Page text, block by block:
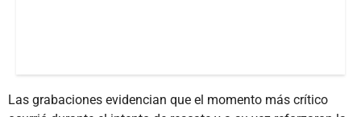
Las grabaciones evidencian que el momento más crítico